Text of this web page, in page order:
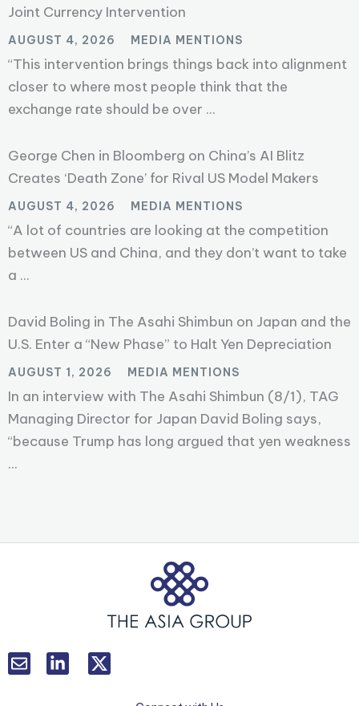
Joint Currency Intervention
AUGUST 4, 2026 MEDIA MENTIONS
“This intervention brings things back into alignment
closer to where most people think that the
exchange rate should be over ...
George Chen in Bloomberg on China’s AI Blitz
Creates ‘Death Zone’ for Rival US Model Makers
AUGUST 4, 2026 MEDIA MENTIONS
“A lot of countries are looking at the competition
between US and China, and they don’t want to take
a ...
David Boling in The Asahi Shimbun on Japan and the
U.S. Enter a “New Phase” to Halt Yen Depreciation
AUGUST 1, 2026 MEDIA MENTIONS
In an interview with The Asahi Shimbun (8/1), TAG
Managing Director for Japan David Boling says,
“because Trump has long argued that yen weakness
...
L
i
T
w